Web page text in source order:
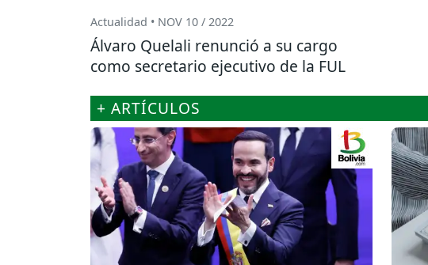
Actualidad • NOV 10 / 2022
Álvaro Quelali renunció a su cargo
como secretario ejecutivo de la FUL
+ ARTÍCULOS